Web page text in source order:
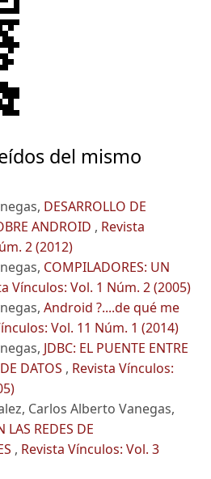
del mismo
DESARROLLO DE
ANDROID , Revista
2 (2012)
COMPILADORES: UN
Vínculos: Vol. 1 Núm. 2 (2005)
Android ?....de qué me
Vol. 11 Núm. 1 (2014)
JDBC: EL PUENTE ENTRE
DATOS , Revista Vínculos:
Carlos Alberto Vanegas,
LAS REDES DE
, Revista Vínculos: Vol. 3